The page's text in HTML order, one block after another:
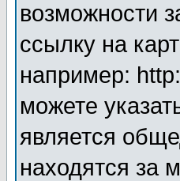
возможности
ссылку на
например:
можете
является
находятся за